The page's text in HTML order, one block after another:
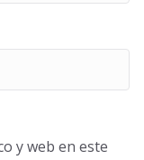
y web en este